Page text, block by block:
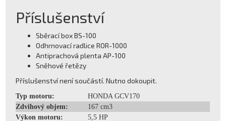
Příslušenství
Sběrací box BS-100
Odhrnovací radlice ROR-1000
Antiprachová plenta AP-100
Sněhové řetězy
Příslušenství není součástí. Nutno dokoupit.
Typ motoru:
HONDA GCV170
Zdvihový objem:
167 cm3
Výkon motoru:
5,5 HP